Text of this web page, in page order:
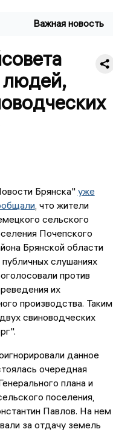
Важная новость
людей,
Брянска" уже
, что жители
сельского
Почепского
Брянской области
публичных слушаниях
против
их
производства. Таким
свиноводческих
данное
очередная
плана и
поселения,
Павлов. На нем
за отдачу земель